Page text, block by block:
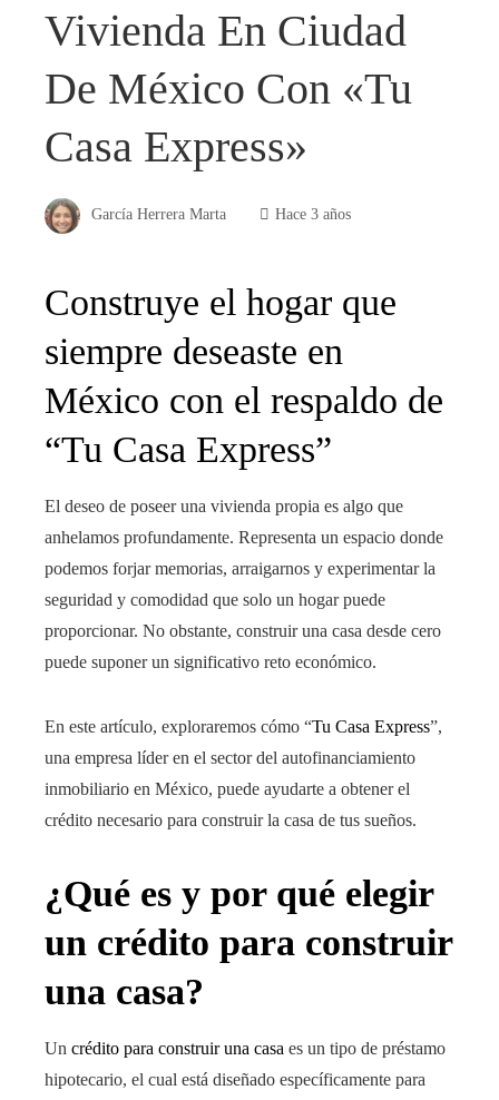
Vivienda En Ciudad
De México Con «Tu
Casa Express»
García Herrera Marta Hace 3 años
Construye el hogar que
siempre deseaste en
México con el respaldo de
“Tu Casa Express”
El deseo de poseer una vivienda propia es algo que
anhelamos profundamente. Representa un espacio donde
podemos forjar memorias, arraigarnos y experimentar la
seguridad y comodidad que solo un hogar puede
proporcionar. No obstante, construir una casa desde cero
puede suponer un significativo reto económico.
En este artículo, exploraremos cómo “Tu Casa Express”,
una empresa líder en el sector del autofinanciamiento
inmobiliario en México, puede ayudarte a obtener el
crédito necesario para construir la casa de tus sueños.
¿Qué es y por qué elegir
un crédito para construir
una casa?
Un crédito para construir una casa es un tipo de préstamo
hipotecario, el cual está diseñado específicamente para